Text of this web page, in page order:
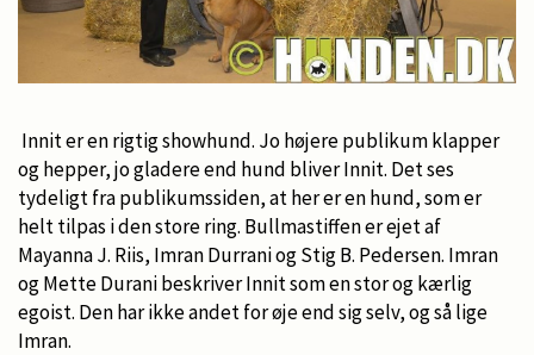
Innit er en rigtig showhund. Jo højere publikum klapper
og hepper, jo gladere end hund bliver Innit. Det ses
tydeligt fra publikumssiden, at her er en hund, som er
helt tilpas i den store ring. Bullmastiffen er ejet af
Mayanna J. Riis, Imran Durrani og Stig B. Pedersen. Imran
og Mette Durani beskriver Innit som en stor og kærlig
egoist. Den har ikke andet for øje end sig selv, og så lige
Imran.